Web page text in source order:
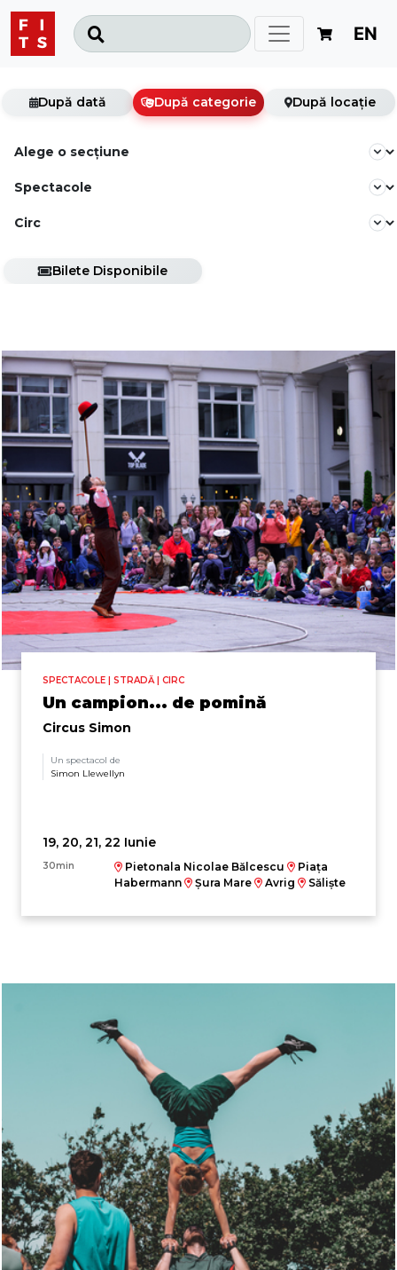
EN
După dată După categorie După locație
Bilete Disponibile
SPECTACOLE | STRADĂ | CIRC
Un campion... de pomină
Circus Simon
Un spectacol de
Simon Llewellyn
19, 20, 21, 22 Iunie
30min Pietonala Nicolae Bălcescu
Piața
Habermann
Șura Mare Avrig Săliște